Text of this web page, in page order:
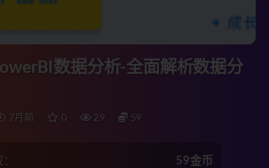
数据分析-全面解析数据分
7月前 0 29 59
59金币